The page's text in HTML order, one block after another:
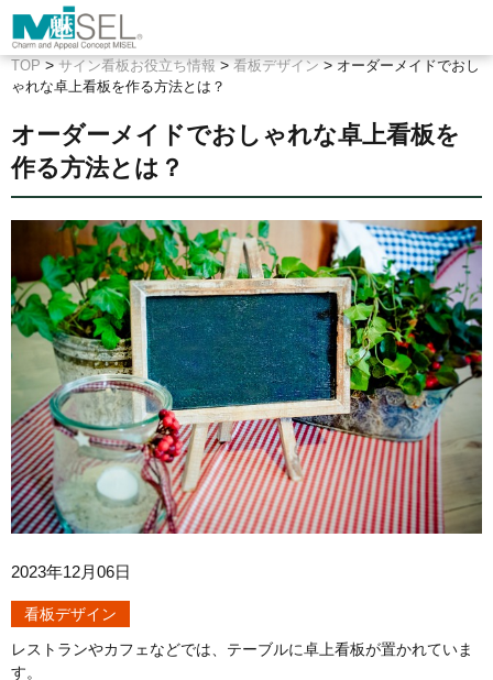
TOP>サイン看板お役立ち情報>看板デザイン>オーダーメイドでおし
ゃれな卓上看板を作る方法とは？
オーダーメイドでおしゃれな卓上看板を
作る方法とは？
2023年12月06日
看板デザイン
レストランやカフェなどでは、テーブルに卓上看板が置かれていま
す。